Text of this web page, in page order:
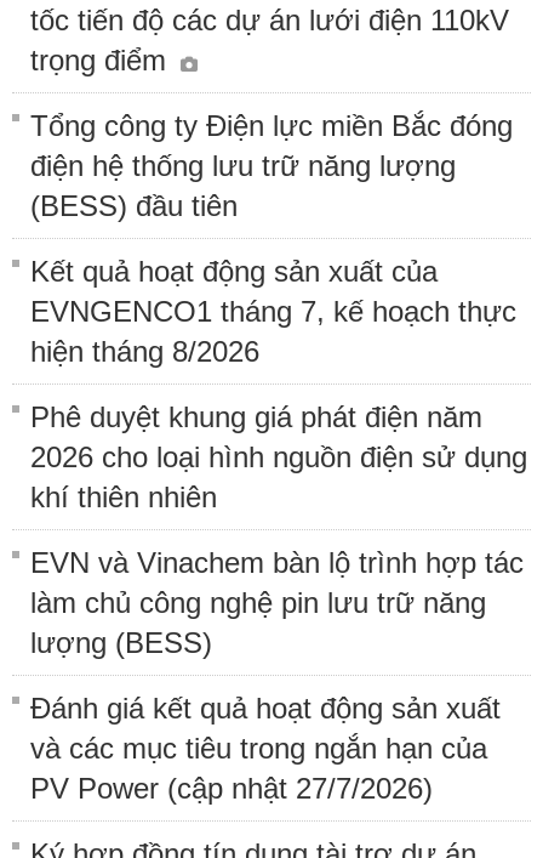
tốc tiến độ các dự án lưới điện 110kV
trọng điểm
Tổng công ty Điện lực miền Bắc đóng
điện hệ thống lưu trữ năng lượng
(BESS) đầu tiên
Kết quả hoạt động sản xuất của
EVNGENCO1 tháng 7, kế hoạch thực
hiện tháng 8/2026
Phê duyệt khung giá phát điện năm
2026 cho loại hình nguồn điện sử dụng
khí thiên nhiên
EVN và Vinachem bàn lộ trình hợp tác
làm chủ công nghệ pin lưu trữ năng
lượng (BESS)
Đánh giá kết quả hoạt động sản xuất
và các mục tiêu trong ngắn hạn của
PV Power (cập nhật 27/7/2026)